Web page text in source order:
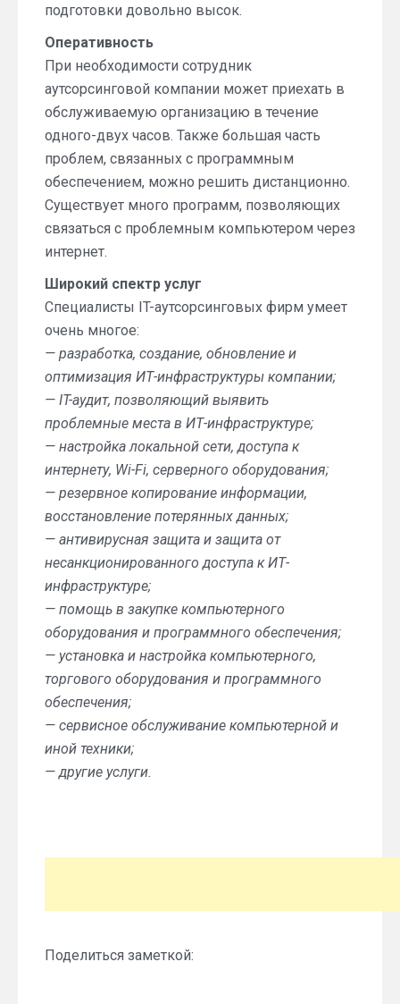
подготовки довольно высок.
Оперативность
При необходимости сотрудник
аутсорсинговой компании может приехать в
обслуживаемую организацию в течение
одного-двух часов. Также большая часть
проблем, связанных с программным
обеспечением, можно решить дистанционно.
Существует много программ, позволяющих
связаться с проблемным компьютером через
интернет.
Широкий спектр услуг
Специалисты IT-аутсорсинговых фирм умеет
очень многое:
— разработка, создание, обновление и
оптимизация ИТ-инфраструктуры компании;
— IT-аудит, позволяющий выявить
проблемные места в ИТ-инфраструктуре;
— настройка локальной сети, доступа к
интернету, Wi-Fi, серверного оборудования;
— резервное копирование информации,
восстановление потерянных данных;
— антивирусная защита и защита от
несанкционированного доступа к ИТ-
инфраструктуре;
— помощь в закупке компьютерного
оборудования и программного обеспечения;
— установка и настройка компьютерного,
торгового оборудования и программного
обеспечения;
— сервисное обслуживание компьютерной и
иной техники;
— другие услуги.
Поделиться заметкой: